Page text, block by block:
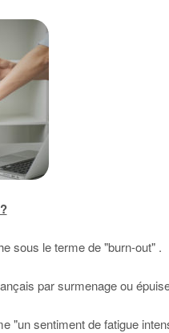
sous le terme de "burn-out" .
par surmenage ou
"un sentiment de fatigue